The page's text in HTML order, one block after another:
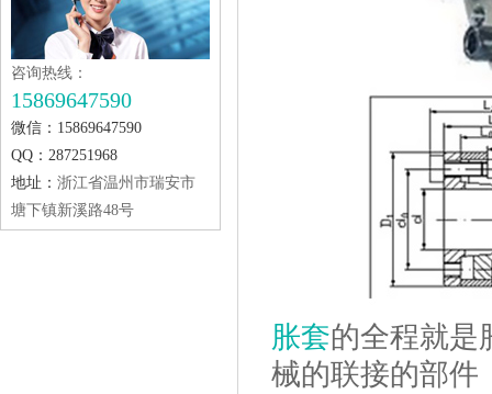
咨询热线：
15869647590
微信：15869647590
QQ：287251968
地址： 浙江省温州市瑞安市
塘下镇新溪路48号
胀套的全程就是
械的联接的部件